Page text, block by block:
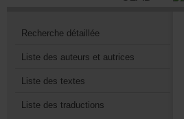
Recherchedétaillée
Listedesauteursetautrices
Listedestextes
Listedestraductions